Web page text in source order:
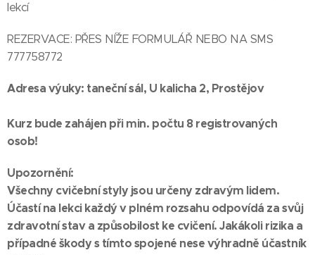
lekcí
REZERVACE: PŘES NÍŽE FORMULÁŘ NEBO NA SMS
777758772
Adresa výuky: taneční sál, U kalicha 2, Prostějov
Kurz bude zahájen při min. počtu 8 registrovaných
osob!
Upozornění:
Všechny cvičební styly jsou určeny zdravým lidem.
Účastí na lekci každý v plném rozsahu odpovídá za svůj
zdravotní stav a způsobilost ke cvičení. Jakákoli rizika a
případné škody s tímto spojené nese výhradně účastník